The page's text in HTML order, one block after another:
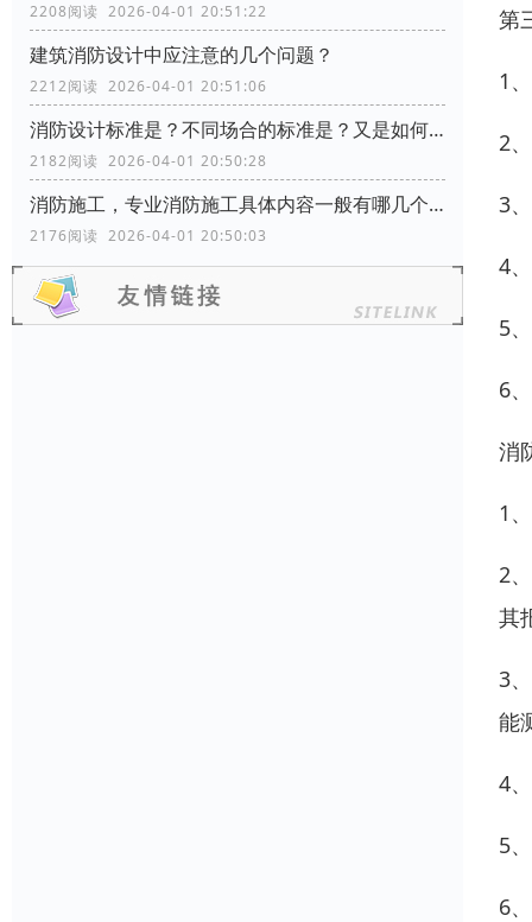
2208阅读 2026-04-01 20:51:22
建筑消防设计中应注意的几个问题？
2212阅读 2026-04-01 20:51:06
消防设计标准是？不同场合的标准是？又是如何分类的？
2182阅读 2026-04-01 20:50:28
消防施工，专业消防施工具体内容一般有哪几个方面？
2176阅读 2026-04-01 20:50:03
第
1
2
3
4
5
6
消
1
2
其
3
能
4
5
6